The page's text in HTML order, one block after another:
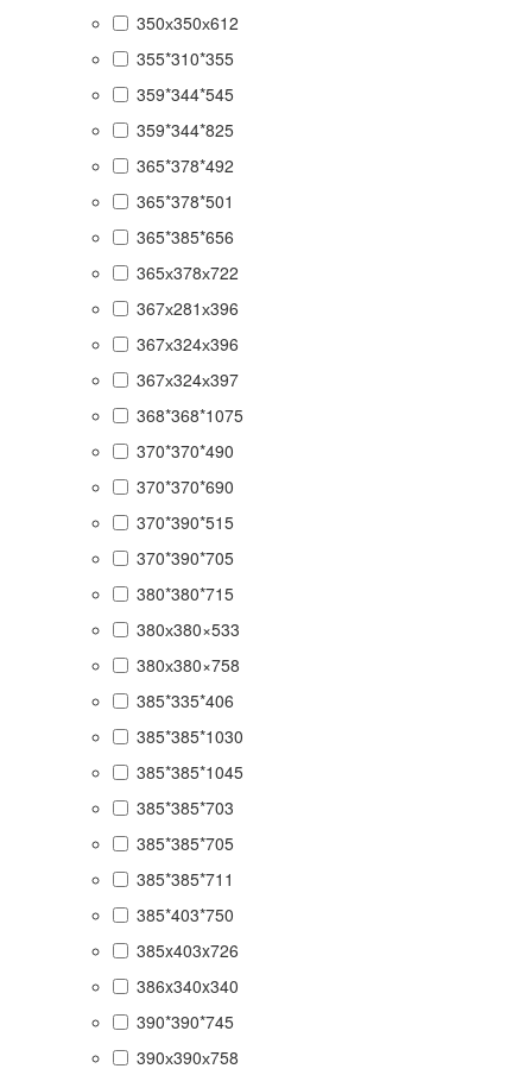
350х350х612
355*310*355
359*344*545
359*344*825
365*378*492
365*378*501
365*385*656
365х378х722
367х281х396
367х324х396
367х324х397
368*368*1075
370*370*490
370*370*690
370*390*515
370*390*705
380*380*715
380х380×533
380х380×758
385*335*406
385*385*1030
385*385*1045
385*385*703
385*385*705
385*385*711
385*403*750
385x403x726
386x340x340
390*390*745
390х390х758